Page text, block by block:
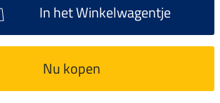
In het Winkelwagentje
Nu kopen